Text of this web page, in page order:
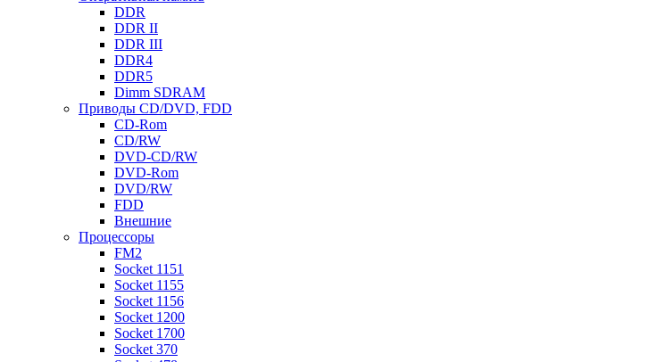
DDR
DDR II
DDR III
DDR4
DDR5
Dimm SDRAM
Приводы СD/DVD, FDD
CD-Rom
CD/RW
DVD-CD/RW
DVD-Rom
DVD/RW
FDD
Внешние
Процессоры
FM2
Socket 1151
Socket 1155
Socket 1156
Socket 1200
Socket 1700
Socket 370